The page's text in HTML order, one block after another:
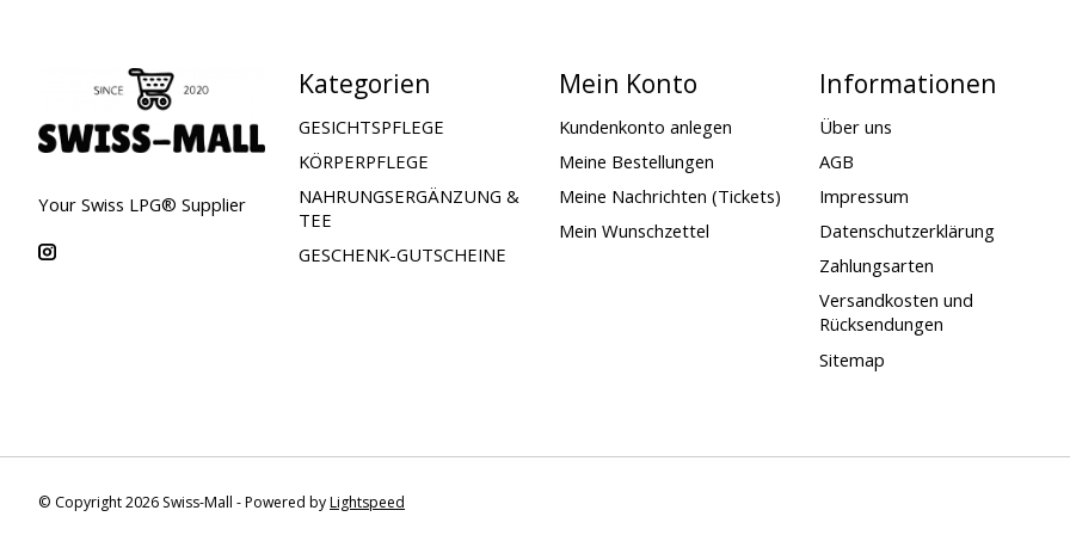
Your Swiss LPG® Supplier
Kategorien
GESICHTSPFLEGE
KÖRPERPFLEGE
NAHRUNGSERGÄNZUNG &
TEE
GESCHENK-GUTSCHEINE
Mein Konto
Kundenkonto anlegen
Meine Bestellungen
Meine Nachrichten (Tickets)
Mein Wunschzettel
Informationen
Über uns
AGB
Impressum
Datenschutzerklärung
Zahlungsarten
Versandkosten und
Rücksendungen
Sitemap
© Copyright 2026 Swiss-Mall - Powered byLightspeed